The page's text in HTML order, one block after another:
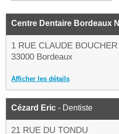
Centre Dentaire Bordeaux
1 RUE CLAUDE BOUCHER
33000 Bordeaux
Afficher les détails
Cézard Eric - Dentiste
21 RUE DU TONDU